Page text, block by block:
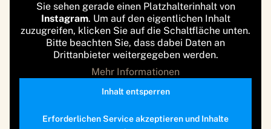
Sie sehen gerade einen Platzhalterinhalt von
Instagram. Um auf den eigentlichen Inhalt
zuzugreifen, klicken Sie auf die Schaltfläche unten.
Bitte beachten Sie, dass dabei Daten an
Drittanbieter weitergegeben werden.
Mehr Informationen
Inhalt entsperren
Erforderlichen Service akzeptieren und Inhalte